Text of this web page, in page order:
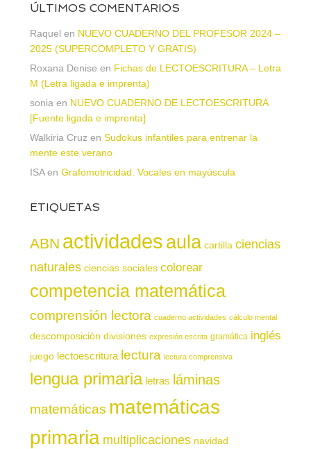
ÚLTIMOS COMENTARIOS
Raquel en NUEVO CUADERNO DEL PROFESOR 2024 –
2025 (SUPERCOMPLETO Y GRATIS)
Roxana Denise en Fichas de LECTOESCRITURA – Letra
M (Letra ligada e imprenta)
sonia en NUEVO CUADERNO DE LECTOESCRITURA
[Fuente ligada e imprenta]
Walkiria Cruz en Sudokus infantiles para entrenar la
mente este verano
ISAen Grafomotricidad. Vocales en mayúscula
ETIQUETAS
ABN actividadesaula cartilla ciencias
naturales ciencias sociales colorear
competencia matemática
comprensión lectora cuaderno actividades cálculo mental
descomposición divisiones expresión escrita gramática inglés
juego lectoescritura lectura lectura comprensiva
lengua primaria letras láminas
matemáticas matemáticas
primaria multiplicaciones navidad